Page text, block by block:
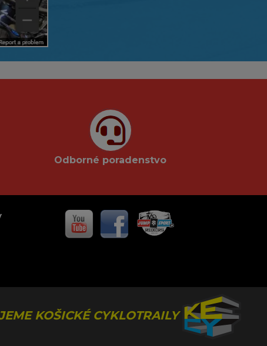
Odborné poradenstvo
KOŠICKÉ CYKLOTRAILY